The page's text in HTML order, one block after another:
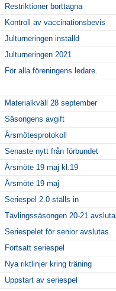
Restriktioner borttagna
Kontroll av vaccinationsbevis
Julturneringen inställd
Julturneringen 2021
För alla föreningens ledare.
Materialkväll 28 september
Säsongens avgift
Årsmötesprotokoll
Senaste nytt från förbundet
Årsmöte 19 maj kl.19
Årsmöte 19 maj
Seriespel 2.0 ställs in
Tävlingssäsongen 20-21
Seriespelet för senior avslutas.
Fortsatt seriespel
Nya riktlinjer kring träning
Uppstart av seriespel